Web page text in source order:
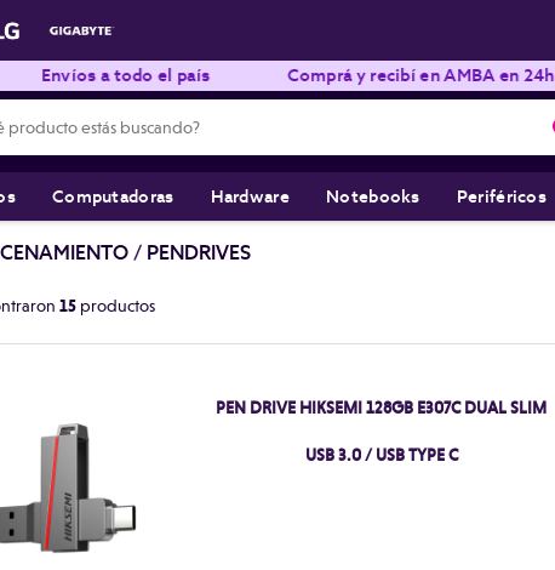
Computadoras Hardware Notebooks Periféricos
a todo el país Comprá y recibí en AMBA en 24hs hábiles
/ PENDRIVES
15 productos
PEN DRIVE HIKSEMI 128GB E307C DUAL SLIM
USB 3.0 / USB TYPE C